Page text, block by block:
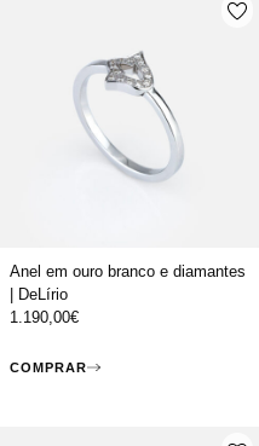
Anel em ouro branco e diamantes
| DeLírio
1.190,00€
COMPRAR